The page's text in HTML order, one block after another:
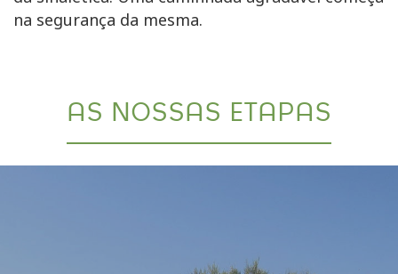
na segurança da mesma.
AS NOSSAS ETAPAS